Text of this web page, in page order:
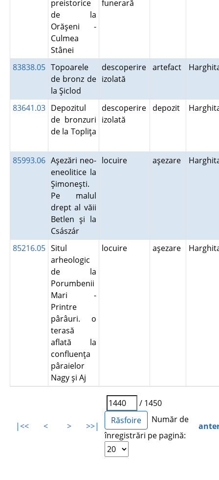
preistorice
de la
Orăşeni -
Culmea
Stânei
funerară
83838.05 Topoarele
de bronz de
la Şiclod
descoperire
izolată
artefact
83641.03 Depozitul
de bronzuri
de la Topliţa
descoperire
izolată
depozit
85993.06 Aşezări neo-
eneolitice la
Şimoneşti.
Pe malul
drept al văii
Betlen şi la
Császár
locuire aşezare
85216.05 Situl
arheologic
de la
Porumbenii
Mari -
Printre
pârâuri. o
terasă
aflată la
confluenţa
pâraielor
Nagy şi Aj
locuire aşezare
|<< < > >>|
/ 1450
Număr de
înregistrări pe pagină: